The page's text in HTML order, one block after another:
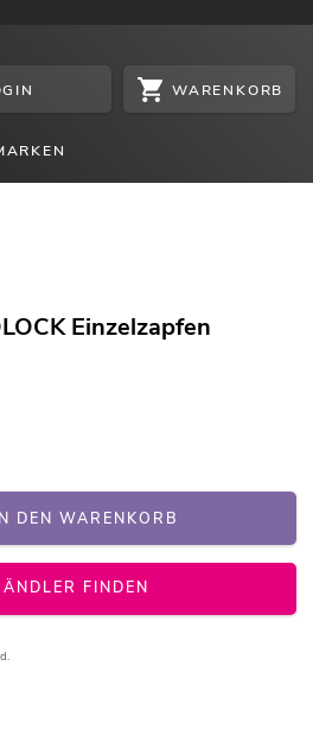
WARENKORB
Einzelzapfen
DEN WARENKORB
FINDEN